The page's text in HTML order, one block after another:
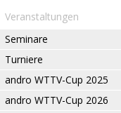
Veranstaltungen
Seminare
Turniere
andro WTTV-Cup 2025
andro WTTV-Cup 2026